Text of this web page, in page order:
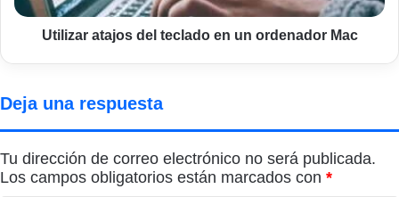
Utilizar atajos del teclado en un ordenador Mac
Deja una respuesta
Tu dirección de correo electrónico no será publicada.
Los campos obligatorios están marcados con *